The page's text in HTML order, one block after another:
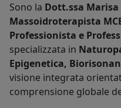
Sono la Dott.ssa Marisa
Massoidroterapista
Professionista e
specializzata in
Epigenetica,
visione integrata
comprensione globale